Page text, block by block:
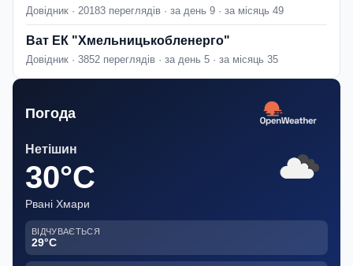
Довідник · 20183 переглядів · за день 9 · за місяць 49
Ват ЕК "Хмельницькобленерго"
Довідник · 3852 переглядів · за день 5 · за місяць 35
Погода
Нетішин
30°C
Рвані Хмари
ВІДЧУВАЄТЬСЯ
29°C